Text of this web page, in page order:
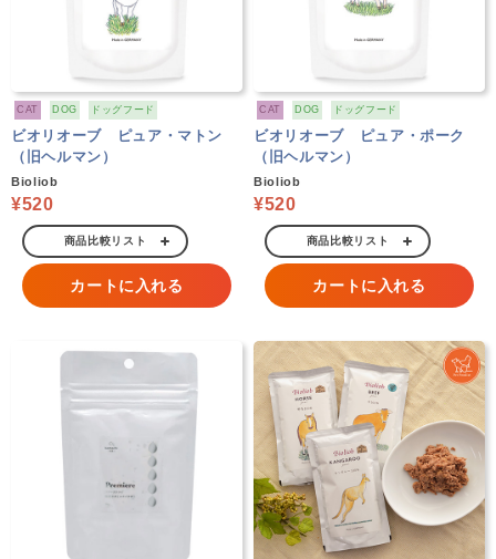
CAT DOG ドッグフード
ビオリオーブ ピュア・マトン
（旧ヘルマン）
Bioliob
¥520
商品比較リスト
カートに入れる
CAT DOG ドッグフード
ビオリオーブ ピュア・ポーク
（旧ヘルマン）
Bioliob
¥520
商品比較リスト
カートに入れる